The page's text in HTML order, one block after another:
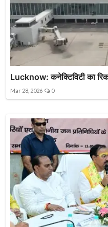
Lucknow: कनेक्टिविटी का
Mar 28, 2026 0